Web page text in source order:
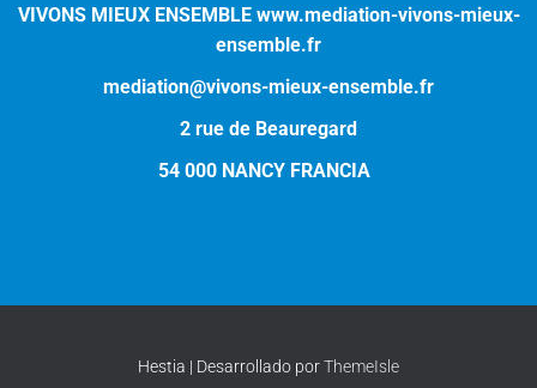
VIVONS MIEUX ENSEMBLE www.mediation-vivons-mieux-
ensemble.fr
mediation@vivons-mieux-ensemble.fr
2 rue de Beauregard
54 000 NANCY FRANCIA
Hestia | Desarrollado porThemeIsle